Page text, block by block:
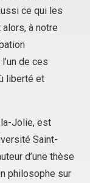
ce qui les
à notre
de ces
liberté et
la-Jolie, est
Saint-
d’une thèse
philosophe sur